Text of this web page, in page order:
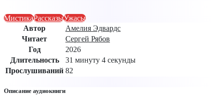
МистикаРассказыУжасы
Автор
Амелия Эдвардс
Читает
Сергей Рябов
Год
2026
Длительность
31 минуту 4 секунды
Прослушиваний 82
Описание аудиокниги